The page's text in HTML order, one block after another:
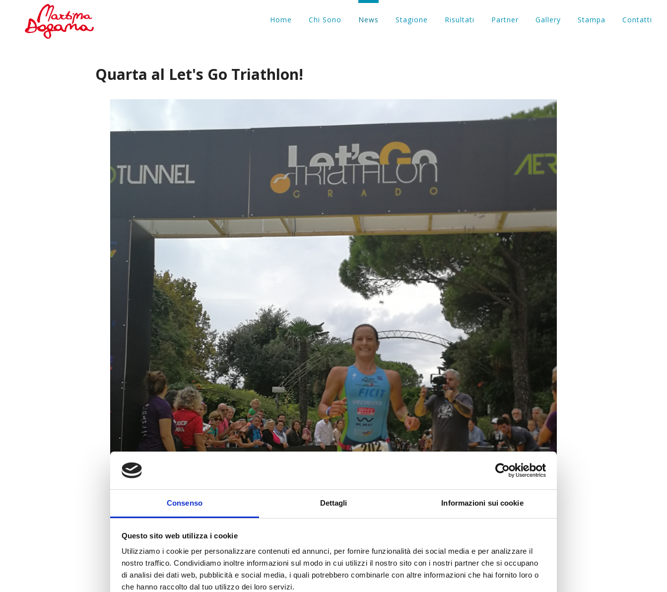
Consenso Dettagli Informazioni sui cookie
Questo sito web utilizza i cookie
Utilizziamo i cookie per personalizzare contenuti ed annunci, per fornire funzionalità dei social media e per analizzare il
nostro traffico. Condividiamo inoltre informazioni sul modo in cui utilizzi il nostro sito con i nostri partner che si occupano
di analisi dei dati web, pubblicità e social media, i quali potrebbero combinarle con altre informazioni che hai fornito loro o
che hanno raccolto dal tuo utilizzo dei loro servizi.
Home Chi Sono News Stagione Risultati Partner Gallery Stampa Contatti
Quarta al Let's Go Triathlon!